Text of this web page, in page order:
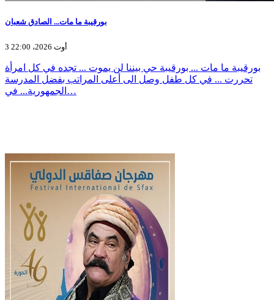
بورقيبة ما مات... الصادق شعبان
3 أوت 2026، 22:00
بورقيبة ما مات ... بورقيبة حي بيننا لن يموت ... تجده في كل امرأة
تحررت ... في كل طفل وصل الى أعلى المراتب بفضل المدرسة
الجمهورية... في…